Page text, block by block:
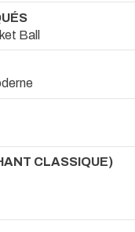
Ball
CLASSIQUE)